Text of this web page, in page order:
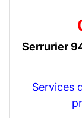
Serrurier
Services